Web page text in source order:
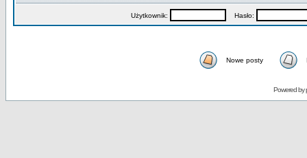
Użytkownik: Hasło:
Nowe posty
Powered by